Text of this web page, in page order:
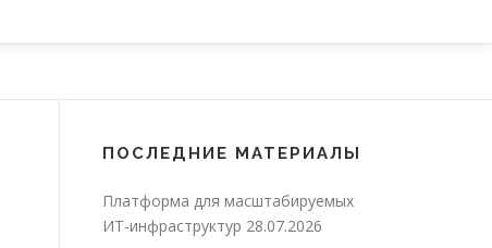
ПОСЛЕДНИЕ МАТЕРИАЛЫ
Платформа для масштабируемых
ИТ-инфраструктур 28.07.2026